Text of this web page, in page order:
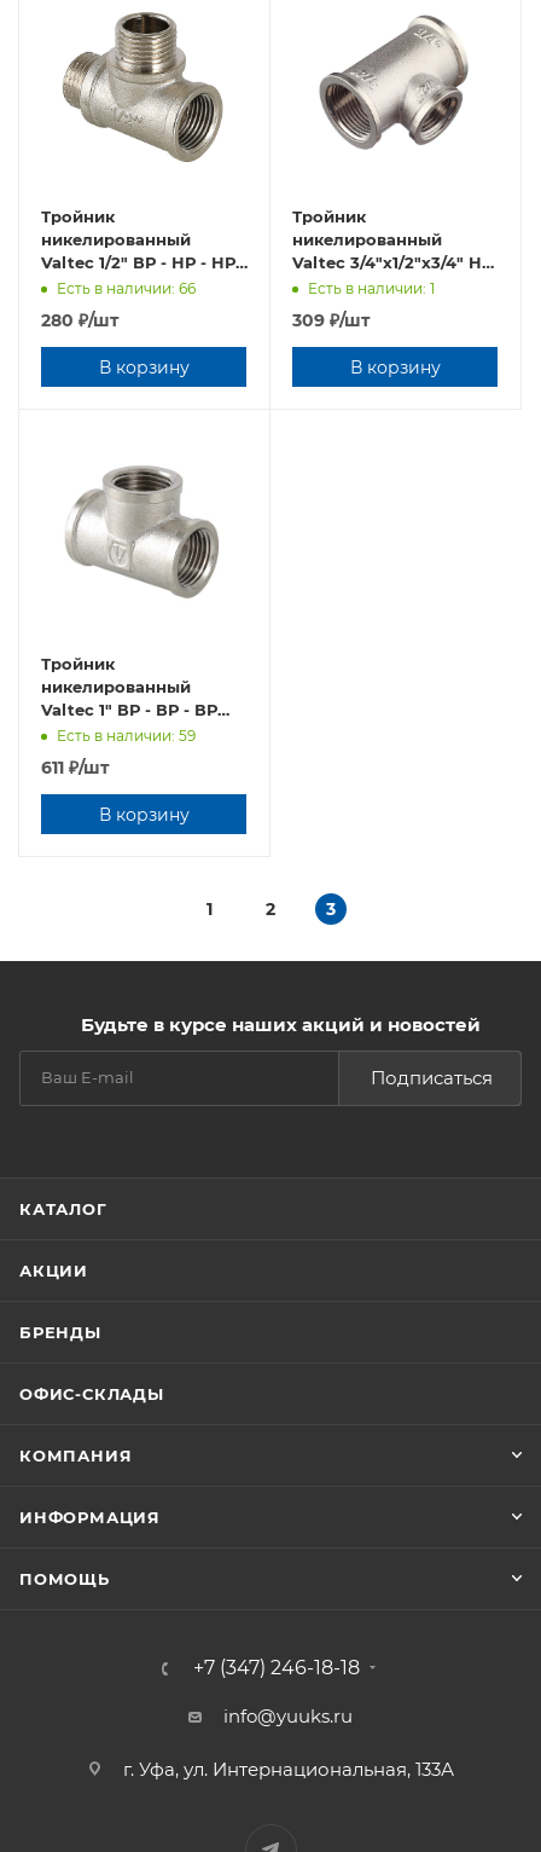
Тройник
никелированный
Valtec 1/2" ВР - НР - НР
VTr.133.N.0004
Есть в наличии: 66
280 ₽/шт
В корзину
Тройник
никелированный
Valtec 3/4"х1/2"х3/4" НР
- НР - НР
VTr.131.RN.050405
Есть в наличии: 1
309 ₽/шт
В корзину
Тройник
никелированный
Valtec 1" ВР - ВР - ВР
VTr.130.N.0006
Есть в наличии: 59
611 ₽/шт
В корзину
1 2 3
Будьте в курсе наших акций и новостей
Подписаться
КАТАЛОГ
АКЦИИ
БРЕНДЫ
ОФИС-СКЛАДЫ
КОМПАНИЯ
ИНФОРМАЦИЯ
ПОМОЩЬ
+7 (347) 246-18-18
info@yuuks.ru
г. Уфа, ул. Интернациональная, 133А